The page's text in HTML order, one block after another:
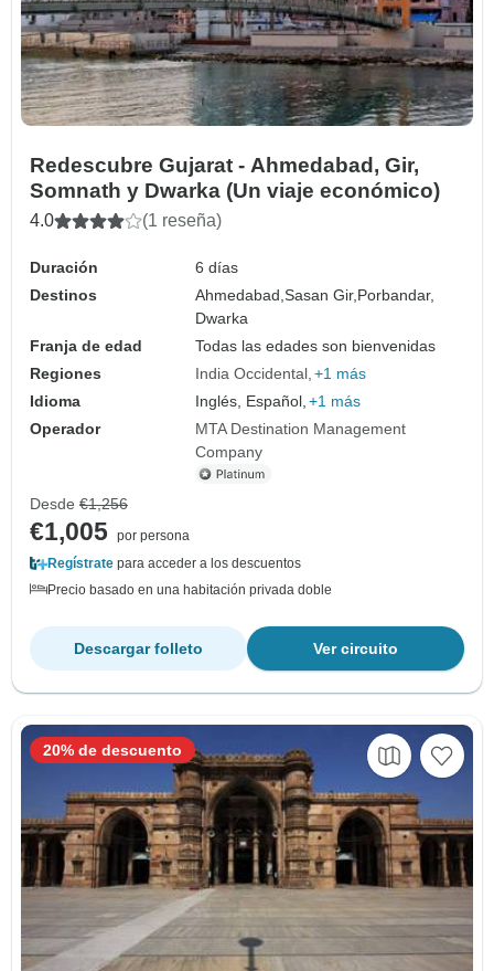
Redescubre Gujarat - Ahmedabad, Gir,
Somnath y Dwarka (Un viaje económico)
4.0 (1 reseña)
Duración
6 días
Destinos
Ahmedabad,Sasan Gir, Porbandar,
Dwarka
Franja de edad
Todas las edades son bienvenidas
Regiones
India Occidental +1 más
Idioma
Inglés, Español, +1 más
Operador
MTA Destination Management
Company
Desde €1,256
€1,005 por persona
Regístrate para acceder a los descuentos
Precio basado en una habitación privada doble
Ver circuito
Descargar folleto
20% de descuento